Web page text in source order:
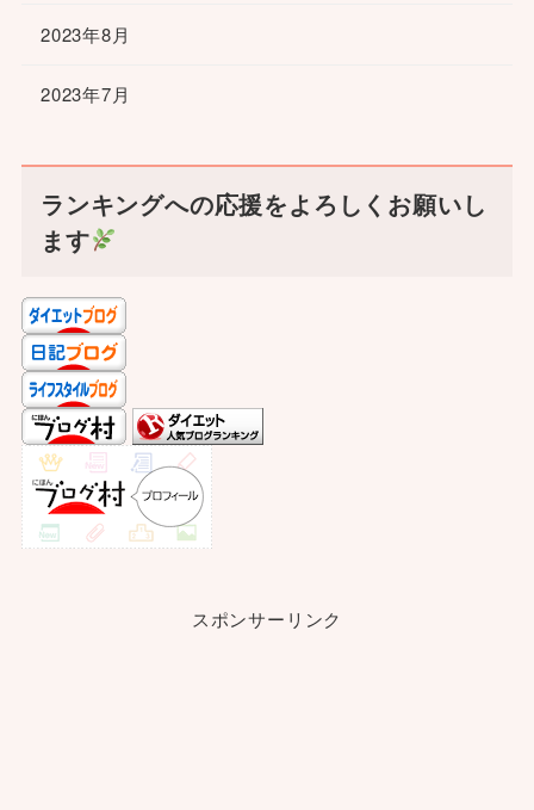
2023年8月
2023年7月
ランキングへの応援をよろしくお願いし
ます
スポンサーリンク